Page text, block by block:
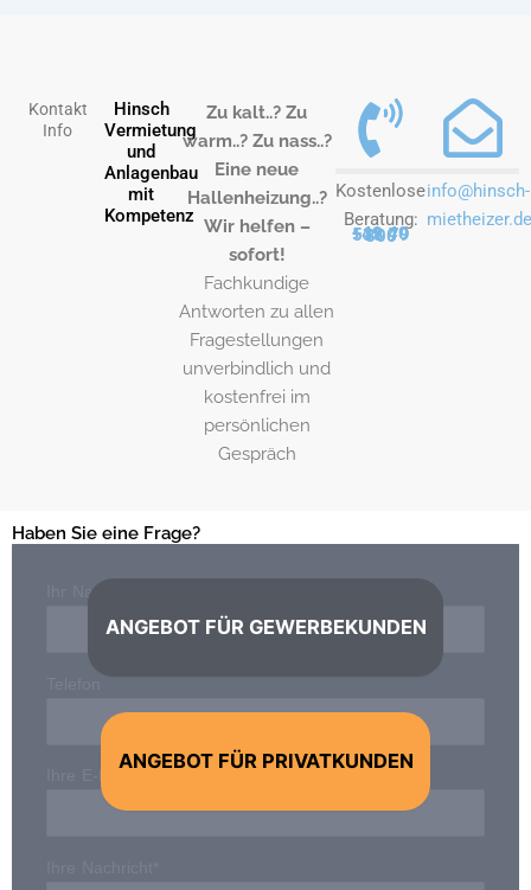
Kontakt
Info
Hinsch
Vermietung
und
Anlagenbau
mit
Kompetenz
Zu kalt..? Zu
warm..? Zu nass..?
Eine neue
Hallenheizung..?
Wir helfen –
sofort!
Fachkundige
Antworten zu allen
Fragestellungen
unverbindlich und
kostenfrei im
persönlichen
Gespräch
Kostenlose
Beratung:
+49 40 538 79 800
info@hinsch-
Haben Sie eine Frage?
ANGEBOT FÜR GEWERBEKUNDEN
ANGEBOT FÜR PRIVATKUNDEN
Ihr Name*
Ihre E-Mail-Adresse*